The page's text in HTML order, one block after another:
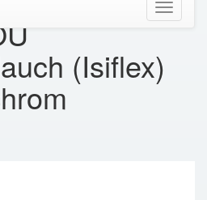
Toggle
(Isiflex)